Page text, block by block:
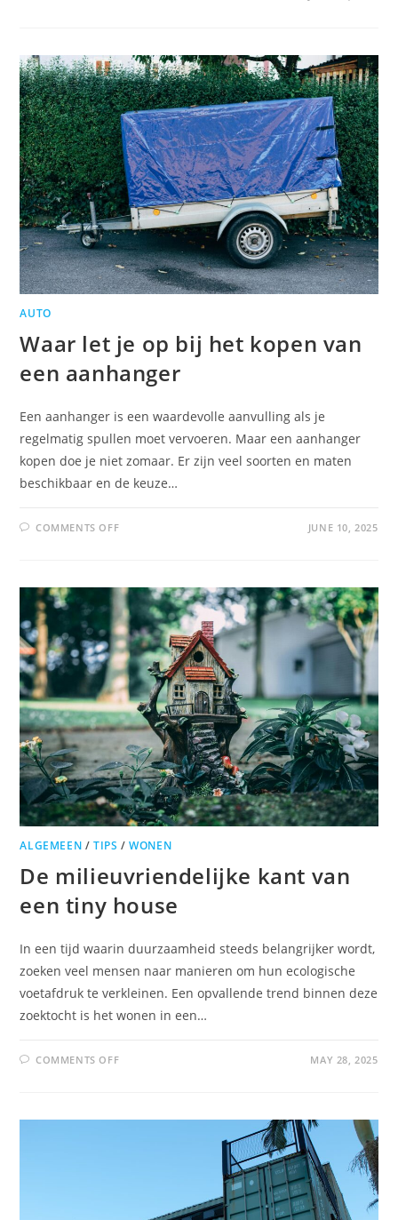
AUTO
Waar let je op bij het kopen van
een aanhanger
Een aanhanger is een waardevolle aanvulling als je
regelmatig spullen moet vervoeren. Maar een aanhanger
kopen doe je niet zomaar. Er zijn veel soorten en maten
beschikbaar en de keuze…
COMMENTS OFF JUNE 10, 2025
ALGEMEEN /TIPS /WONEN
De milieuvriendelijke kant van
een tiny house
In een tijd waarin duurzaamheid steeds belangrijker wordt,
zoeken veel mensen naar manieren om hun ecologische
voetafdruk te verkleinen. Een opvallende trend binnen deze
zoektocht is het wonen in een…
COMMENTS OFF MAY 28, 2025